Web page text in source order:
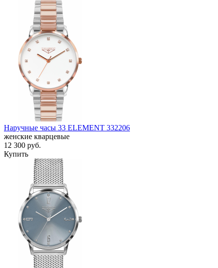
Наручные часы 33 ELEMENT 332206
женские кварцевые
12 300 руб.
Купить